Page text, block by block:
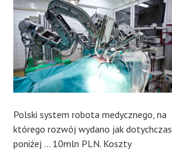
Polski system robota medycznego, na
którego rozwój wydano jak dotychczas
poniżej … 10mln PLN. Koszty